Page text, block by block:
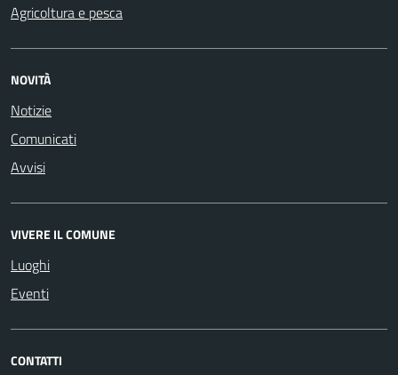
Agricoltura e pesca
NOVITÀ
Notizie
Comunicati
Avvisi
VIVERE IL COMUNE
Luoghi
Eventi
CONTATTI